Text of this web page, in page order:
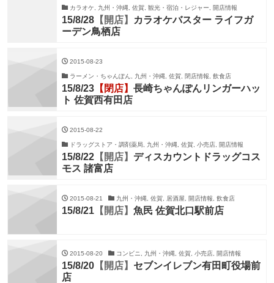
カラオケ, 九州・沖縄, 佐賀, 観光・宿泊・レジャー, 開店情報
15/8/28 【開店】
カラオケバスター ライフガ
ーデン鳥栖店
2015-08-23
ラーメン・ちゃんぽん, 九州・沖縄, 佐賀, 閉店情報, 飲食店
15/8/23 【閉店】 長崎ちゃんぽんリンガーハッ
ト 佐賀西有田店
2015-08-22
ドラッグストア・調剤薬局, 九州・沖縄, 佐賀, 小売店, 開店情報
15/8/22 【開店】 ディスカウントドラッグコス
モス 諸富店
2015-08-21 九州・沖縄, 佐賀, 居酒屋, 開店情報, 飲食店
15/8/21 【開店】 魚民 佐賀北口駅前店
2015-08-20 コンビニ, 九州・沖縄, 佐賀, 小売店, 開店情報
15/8/20 【開店】 セブンイレブン有田町役場前
店